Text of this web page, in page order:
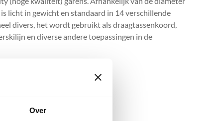
Over
licht in gewicht en standaard in 14 verschillende
divers, het wordt gebruikt als draagtassenkoord,
en diverse andere toepassingen in de